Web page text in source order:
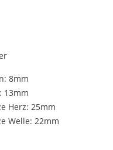
8mm
13mm
Herz: 25mm
Welle: 22mm